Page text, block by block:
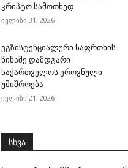
კრიპტო სამოთხედ
ივლისი 31, 2026
ეგზისტენციალური საფრთხის
წინაშე დამდგარი
საქართველოს ეროვნული
უშიშროება
ივლისი 21, 2026
სხვა